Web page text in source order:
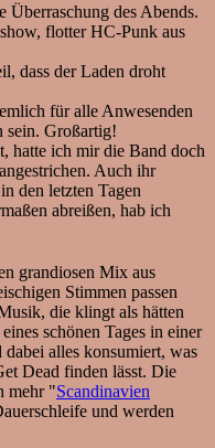
des Abends.
flotter HC-Punk aus
dass der Laden droht
für alle Anwesenden
sein. Großartig!
hatte ich mir die Band doch
Auch ihr
den letzten Tagen
abreißen, hab ich
grandiosen Mix aus
Stimmen passen
die klingt als hätten
schönen Tages in einer
alles konsumiert, was
Dead finden lässt. Die
mehr "Scandinavien
und werden